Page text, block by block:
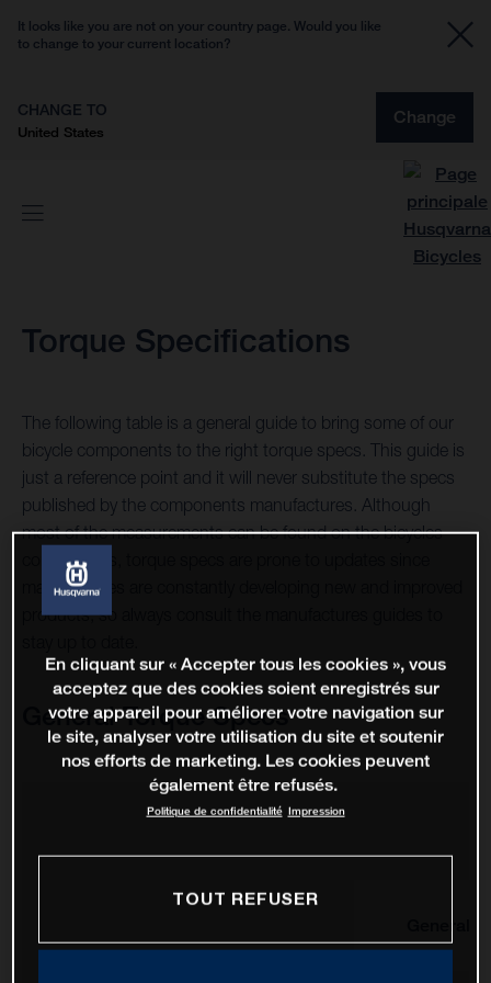
It looks like you are not on your country page. Would you like
to change to your current location?
CHANGE TO
United States
Change
Torque Specifications
The following table is a general guide to bring some of our
bicycle components to the right torque specs. This guide is
just a reference point and it will never substitute the specs
published by the components manufactures. Although
most of the measurements can be found on the bicycles
components, torque specs are prone to updates since
manufactures are constantly developing new and improved
products, so always consult the manufactures guides to
General Torque Specs
En cliquant sur « Accepter tous les cookies », vous
acceptez que des cookies soient enregistrés sur
votre appareil pour améliorer votre navigation sur
le site, analyser votre utilisation du site et soutenir
nos efforts de marketing. Les cookies peuvent
également être refusés.
Politique de confidentialité Impression
TOUT REFUSER